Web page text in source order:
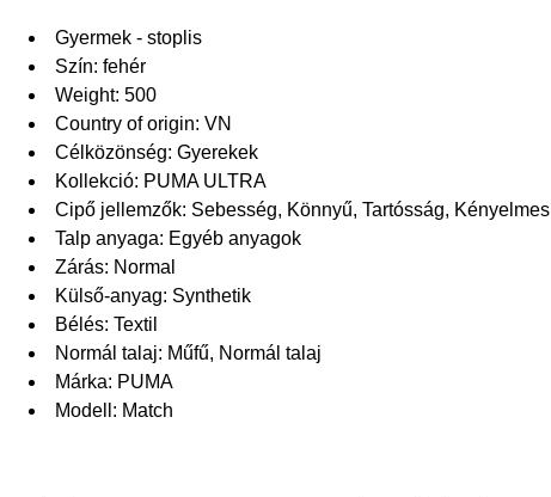
Gyermek - stoplis
Szín: fehér
Weight: 500
Country of origin: VN
Célközönség: Gyerekek
Kollekció: PUMA ULTRA
Cipő jellemzők: Sebesség, Könnyű, Tartósság, Kényelmes
Talp anyaga: Egyéb anyagok
Zárás: Normal
Külső-anyag: Synthetik
Bélés: Textil
Normál talaj: Műfű, Normál talaj
Márka: PUMA
Modell: Match